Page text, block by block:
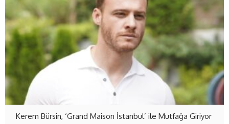
Kerem Bürsin, ‘Grand Maison İstanbul’ ile Mutfağa Giriyor